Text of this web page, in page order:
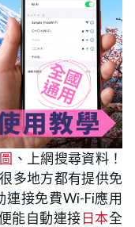
、上網搜尋資料！
多地方都有提供免
連接免費Wi-Fi應用
能自動連接日本全